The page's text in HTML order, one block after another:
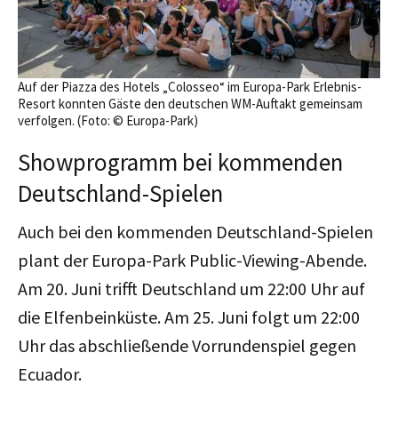
Auf der Piazza des Hotels „Colosseo“ im Europa-Park Erlebnis-
Resort konnten Gäste den deutschen WM-Auftakt gemeinsam
verfolgen. (Foto: © Europa-Park)
Showprogramm bei kommenden
Deutschland-Spielen
Auch bei den kommenden Deutschland-Spielen
plant der Europa-Park Public-Viewing-Abende.
Am 20. Juni trifft Deutschland um 22:00 Uhr auf
die Elfenbeinküste. Am 25. Juni folgt um 22:00
Uhr das abschließende Vorrundenspiel gegen
Ecuador.